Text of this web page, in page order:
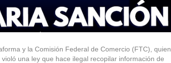
y la Comisión Federal de Comercio (FTC), quien
una ley que hace ilegal recopilar información de